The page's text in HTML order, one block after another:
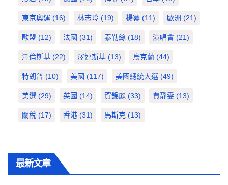
東京奧運 (16) 林志玲 (19) 楊冪 (11) 歐洲 (21)
歐盟 (12) 法國 (31) 泰勒絲 (18) 演唱會 (21)
澤倫斯基 (22) 澤連斯基 (13) 烏克蘭 (44)
特朗普 (10) 美國 (117) 美國總統大選 (49)
美選 (29) 英國 (14) 賀錦麗 (33) 賈靜雯 (13)
關稅 (17) 香港 (31) 馬斯克 (13)
最新文章